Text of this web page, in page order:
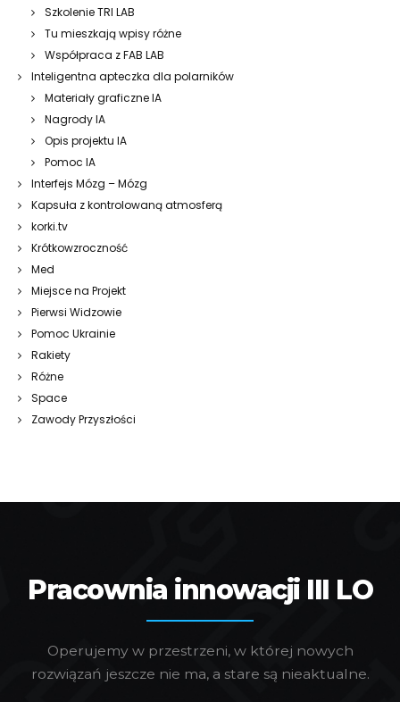
Szkolenie TRI LAB
Tu mieszkają wpisy różne
Współpraca z FAB LAB
Inteligentna apteczka dla polarników
Materiały graficzne IA
Nagrody IA
Opis projektu IA
Pomoc IA
Interfejs Mózg – Mózg
Kapsuła z kontrolowaną atmosferą
korki.tv
Krótkowzroczność
Med
Miejsce na Projekt
Pierwsi Widzowie
Pomoc Ukrainie
Rakiety
Różne
Space
Zawody Przyszłości
Pracownia innowacji III LO
Operujemy w przestrzeni, w której nowych
rozwiązań jeszcze nie ma, a stare są nieaktualne.